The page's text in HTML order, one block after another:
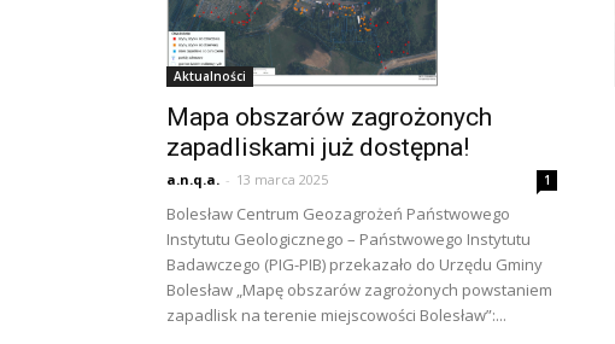
Aktualności
Mapa obszarów zagrożonych
zapadliskami już dostępna!
a.n.q.a. - 13 marca 2025 1
Bolesław Centrum Geozagrożeń Państwowego
Instytutu Geologicznego – Państwowego Instytutu
Badawczego (PIG-PIB) przekazało do Urzędu Gminy
Bolesław „Mapę obszarów zagrożonych powstaniem
zapadlisk na terenie miejscowości Bolesław”:...